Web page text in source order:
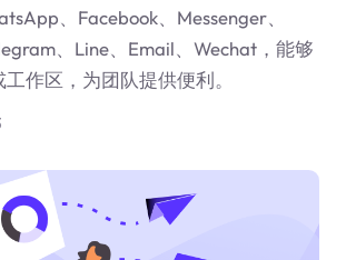
、Facebook、Messenger、
、Line、Email、Wechat，能够
作区，为团队提供便利。